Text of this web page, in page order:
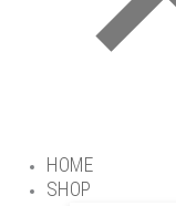
HOME
SHOP